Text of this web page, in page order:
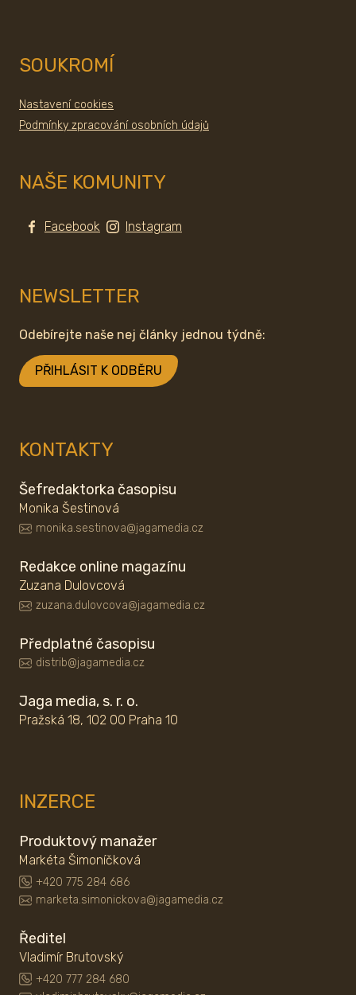
SOUKROMÍ
Nastavení cookies
Podmínky zpracování osobních údajů
NAŠE KOMUNITY
Facebook Instagram
NEWSLETTER
Odebírejte naše nej články jednou týdně:
PŘIHLÁSIT K ODBĚRU
KONTAKTY
Šefredaktorka časopisu
Monika Šestinová
monika.sestinova@jagamedia.cz
Redakce online magazínu
Zuzana Dulovcová
zuzana.dulovcova@jagamedia.cz
Předplatné časopisu
distrib@jagamedia.cz
Jaga media, s. r. o.
Pražská 18, 102 00 Praha 10
INZERCE
Produktový manažer
Markéta Šimoníčková
+420 775 284 686
marketa.simonickova@jagamedia.cz
Ředitel
Vladimír Brutovský
+420 777 284 680